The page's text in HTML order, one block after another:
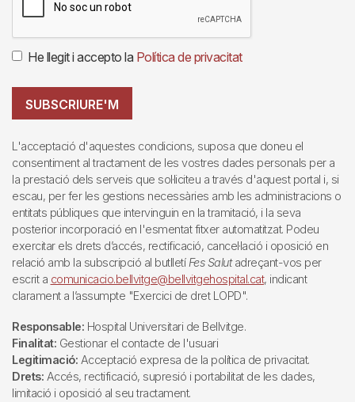
He llegit i accepto la Política de privacitat
SUBSCRIURE'M
L'acceptació d'aquestes condicions, suposa que doneu el
consentiment al tractament de les vostres dades personals per a
la prestació dels serveis que sol·liciteu a través d'aquest portal i, si
escau, per fer les gestions necessàries amb les administracions o
entitats públiques que intervinguin en la tramitació, i la seva
posterior incorporació en l'esmentat fitxer automatitzat. Podeu
exercitar els drets d’accés, rectificació, cancel·lació i oposició en
relació amb la subscripció al butlletí Fes Salutadreçant-vos per
escrit a comunicacio.bellvitge@bellvitgehospital.cat, indicant
clarament a l’assumpte "Exercici de dret LOPD".
Responsable: Hospital Universitari de Bellvitge.
Finalitat: Gestionar el contacte de l'usuari
Legitimació: Acceptació expresa de la política de privacitat.
Drets: Accés, rectificació, supresió i portabilitat de les dades,
limitació i oposició al seu tractament.